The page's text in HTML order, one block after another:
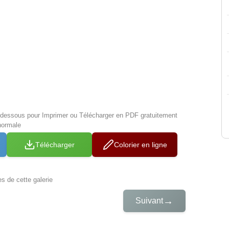
pour Imprimer ou Télécharger en PDF gratuitement
Télécharger Colorier en ligne
de cette galerie
Suivant→